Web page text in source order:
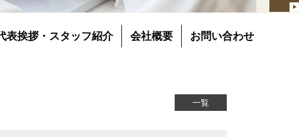
表挨拶・スタッフ紹介 会社概要 お問い合わせ
一覧